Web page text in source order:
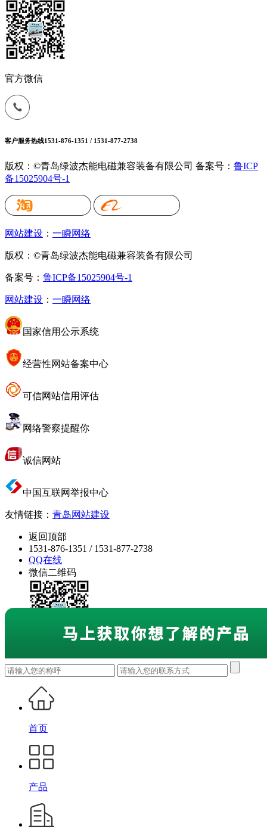
官方微信
客户服务热线1531-876-1351 / 1531-877-2738
版权：©青岛绿波杰能电磁兼容装备有限公司 备案号： 鲁ICP
备15025904号-1
网站建设 ： 一瞬网络
版权：©青岛绿波杰能电磁兼容装备有限公司
备案号： 鲁ICP备15025904号-1
网站建设 ： 一瞬网络
国家信用公示系统
经营性网站备案中心
可信网站信用评估
网络警察提醒你
诚信网站
中国互联网举报中心
友情链接： 青岛网站建设
返回顶部
1531-876-1351 / 1531-877-2738
QQ在线
微信二维码
首页
产品